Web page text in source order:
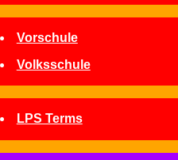
Vorschule
Volksschule
LPS Terms